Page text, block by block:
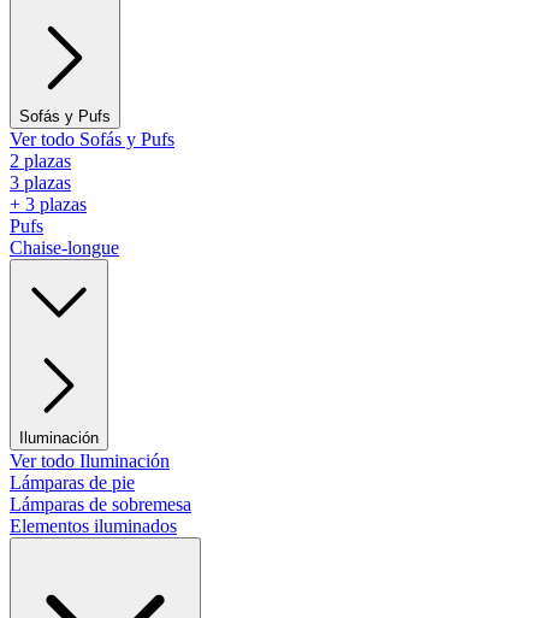
Sofás y Pufs
Ver todo Sofás y Pufs
2 plazas
3 plazas
+ 3 plazas
Pufs
Chaise-longue
Iluminación
Ver todo Iluminación
Lámparas de pie
Lámparas de sobremesa
Elementos iluminados